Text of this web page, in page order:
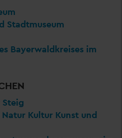
Stadtmuseum
Bayerwaldkreises im
Steig
Natur Kultur Kunst und